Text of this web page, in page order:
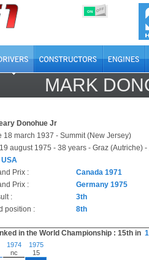
ON OFF
MARK
Donohue Jr
18 march 1937 - Summit (New Jersey)
august 1975 - 38 years - Graz (Autriche)
USA
Prix :
Canada 1971
Prix :
Germany 1975
:
3th
position :
8th
in the World Championship : 15th in
1974
nc
1975
15